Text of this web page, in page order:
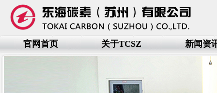
官网首页 关于TCSZ 新闻资